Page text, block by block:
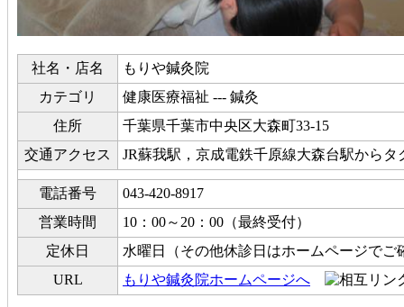
社名・店名
もりや鍼灸院
カテゴリ
健康医療福祉 --- 鍼灸
住所
千葉県千葉市中央区大森町33-15
交通アクセス
JR蘇我駅，京成電鉄千原線大森台駅からタ
電話番号
043-420-8917
営業時間
10：00～20：00（最終受付）
定休日
水曜日（その他休診日はホームページでご
URL
もりや鍼灸院ホームページへ